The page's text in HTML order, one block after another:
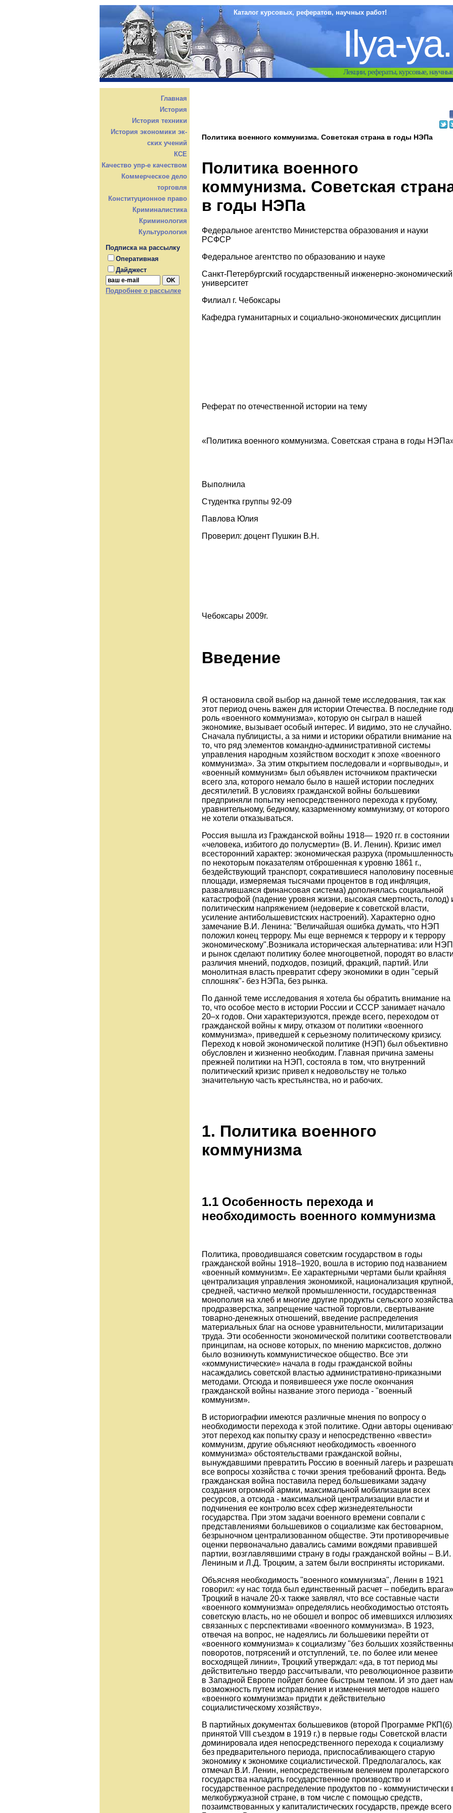
Каталог курсовых, рефератов, научных работ!
Ilya-
Лекции, рефераты, курсовые,
Главная
История
История техники
История экономики эк-
ских учений
КСЕ
Качество упр-е качеством
Коммерческое дело
торговля
Конституционное право
Криминалистика
Криминология
Культурология
Подписка на рассылку
Оперативная
Дайджест
Подробнее о рассылке
Политика военного коммунизма. Советская страна в годы НЭПа
Политика военного
коммунизма. Советская
в годы НЭПа
Федеральное агентство Министерства образования и науки
РСФСР
Федеральное агентство по образованию и науке
Санкт-Петербургский государственный инженерно-экономический
университет
Филиал г. Чебоксары
Кафедра гуманитарных и социально-экономических дисциплин
Реферат по отечественной истории на тему
«Политика военного коммунизма. Советская страна в годы
Выполнила
Студентка группы 92-09
Павлова Юлия
Проверил: доцент Пушкин В.Н.
Чебоксары 2009г.
Введение
Я остановила свой выбор на данной теме исследования, так как
этот период очень важен для истории Отечества. В последние
роль «военного коммунизма», которую он сыграл в нашей
экономике, вызывает особый интерес. И видимо, это не случайно.
Сначала публицисты, а за ними и историки обратили внимание на
то, что ряд элементов командно-административной системы
управления народным хозяйством восходит к эпохе «военного
коммунизма». За этим открытием последовали и «оргвыводы», и
«военный коммунизм» был объявлен источником практически
всего зла, которого немало было в нашей истории последних
десятилетий. В условиях гражданской войны большевики
предприняли попытку непосредственного перехода к грубому,
уравнительному, бедному, казарменному коммунизму, от которого
не хотели отказываться.
Россия вышла из Гражданской войны 1918— 1920 гг. в состоянии
«человека, избитого до полусмерти» (В. И. Ленин). Кризис имел
всесторонний характер: экономическая разруха
по некоторым показателям отброшенная к уровню 1861 г.,
бездействующий транспорт, сократившиеся наполовину
площади, измеряемая тысячами процентов в год инфляция,
развалившаяся финансовая система) дополнялась социальной
катастрофой (падение уровня жизни, высокая смертность, голод)
политическим напряжением (недоверие к советской власти,
усиление антибольшевистских настроений). Характерно одно
замечание В.И. Ленина: "Величайшая ошибка думать, что НЭП
положил конец террору. Мы еще вернемся к террору и к террору
экономическому".Возникала историческая альтернатива: или НЭП
и рынок сделают политику более многоцветной, породят во
различия мнений, подходов, позиций, фракций, партий. Или
монолитная власть превратит сферу экономики в один "серый
сплошняк"- без НЭПа, без рынка.
По данной теме исследования я хотела бы обратить внимание на
то, что особое место в истории России и СССР занимает начало
20–х годов. Они характеризуются, прежде всего, переходом от
гражданской войны к миру, отказом от политики «военного
коммунизма», приведшей к серьезному политическому кризису.
Переход к новой экономической политике (НЭП) был объективно
обусловлен и жизненно необходим. Главная причина замены
прежней политики на НЭП, состояла в том, что внутренний
политический кризис привел к недовольству не только
значительную часть крестьянства, но и рабочих.
1. Политика военного
коммунизма
1.1 Особенность перехода и
необходимость военного коммунизма
Политика, проводившаяся советским государством в годы
гражданской войны 1918–1920, вошла в историю под названием
«военный коммунизм». Ее характерными чертами были крайняя
централизация управления экономикой, национализация крупной,
средней, частично мелкой промышленности, государственная
монополия на хлеб и многие другие продукты сельского
продразверстка, запрещение частной торговли, свертывание
товарно-денежных отношений, введение распределения
материальных благ на основе уравнительности, милитаризации
труда. Эти особенности экономической политики соответствовали
принципам, на основе которых, по мнению марксистов, должно
было возникнуть коммунистическое общество. Все эти
«коммунистические» начала в годы гражданской войны
насаждались советской властью административно-приказными
методами. Отсюда и появившееся уже после окончания
гражданской войны название этого периода - "военный
коммунизм».
В историографии имеются различные мнения по вопросу о
необходимости перехода к этой политике. Одни авторы
этот переход как попытку сразу и непосредственно «ввести»
коммунизм, другие объясняют необходимость «военного
коммунизма» обстоятельствами гражданской войны,
вынуждавшими превратить Россию в военный лагерь и
все вопросы хозяйства с точки зрения требований фронта. Ведь
гражданская война поставила перед большевиками задачу
создания огромной армии, максимальной мобилизации всех
ресурсов, а отсюда - максимальной централизации власти и
подчинения ее контролю всех сфер жизнедеятельности
государства. При этом задачи военного времени совпали с
представлениями большевиков о социализме как бестоварном,
безрыночном централизованном обществе. Эти противоречивые
оценки первоначально давались самими вождями правившей
партии, возглавлявшими страну в годы гражданской войны – В.И.
Лениным и Л.Д. Троцким, а затем были восприняты историками.
Объясняя необходимость "военного коммунизма", Ленин в 1921
говорил: «у нас тогда был единственный расчет – победить
Троцкий в начале 20-х также заявлял, что все составные части
«военного коммунизма» определялись необходимостью отстоять
советскую власть, но не обошел и вопрос об имевшихся
связанных с перспективами «военного коммунизма». В 1923,
отвечая на вопрос, не надеялись ли большевики перейти от
«военного коммунизма» к социализму "без больших
поворотов, потрясений и отступлений, т.е. по более или менее
восходящей линии», Троцкий утверждал: «да, в тот период мы
действительно твердо рассчитывали, что революционное
в Западной Европе пойдет более быстрым темпом. И это дает
возможность путем исправления и изменения методов нашего
«военного коммунизма» придти к действительно
социалистическому хозяйству».
В партийных документах большевиков (второй Программе
принятой VIII съездом в 1919 г.) в первые годы Советской власти
доминировала идея непосредственного перехода к социализму
без предварительного периода, приспосабливающего старую
экономику к экономике социалистической. Предполагалось, как
отмечал В.И. Ленин, непосредственным велением пролетарского
государства наладить государственное производство и
государственное распределение продуктов по - коммунистически
мелкобуржуазной стране, в том числе с помощью средств,
позаимствованных у капиталистических государств, прежде всего